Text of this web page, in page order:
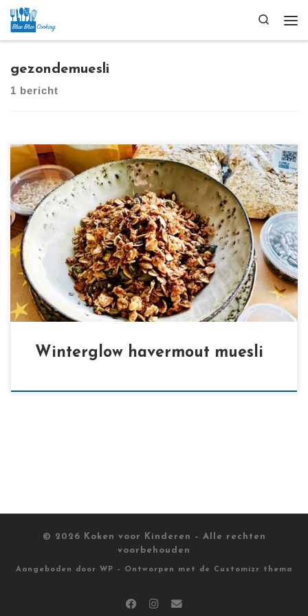
Ga naar inhoud
Search
gezondemuesli
1 bericht
[…]
Winterglow havermout muesli
© 2026 Koken voor Kinderen
– Alle rechten
voorbehouden
Aangeboden door WP – Ontworpen met de Customizr thema